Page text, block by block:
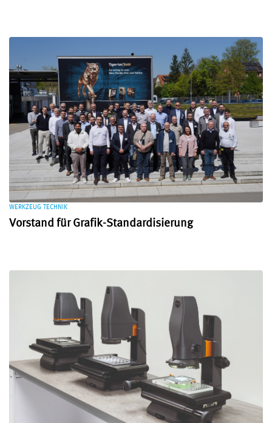
WERKZEUG TECHNIK
Vorstand für Grafik-Standardisierung